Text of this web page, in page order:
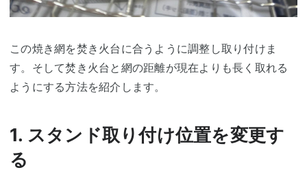
この焼き網を焚き火台に合うように調整し取り付けま
す。そして焚き火台と網の距離が現在よりも長く取れる
ようにする方法を紹介します。
1. スタンド取り付け位置を変更す
る